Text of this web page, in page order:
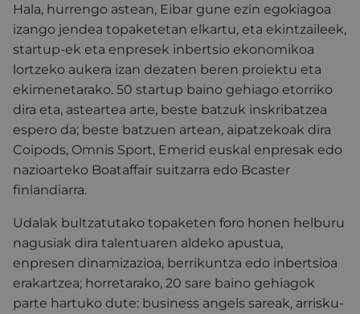
Hala, hurrengo astean, Eibar gune ezin egokiagoa
izango jendea topaketetan elkartu, eta ekintzaileek,
startup-ek eta enpresek inbertsio ekonomikoa
lortzeko aukera izan dezaten beren proiektu eta
ekimenetarako. 50 startup baino gehiago etorriko
dira eta, asteartea arte, beste batzuk inskribatzea
espero da; beste batzuen artean, aipatzekoak dira
Coipods, Omnis Sport, Emerid euskal enpresak edo
nazioarteko Boataffair suitzarra edo Bcaster
finlandiarra.
Udalak bultzatutako topaketen foro honen helburu
nagusiak dira talentuaren aldeko apustua,
enpresen dinamizazioa, berrikuntza edo inbertsioa
erakartzea; horretarako, 20 sare baino gehiagok
parte hartuko dute: business angels sareak, arrisku-